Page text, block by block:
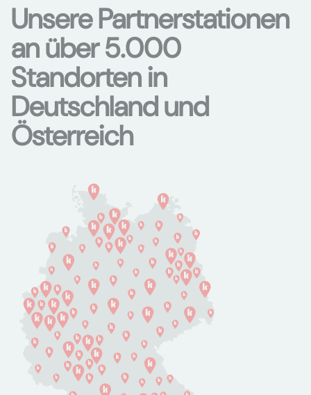
Unsere Partnerstationen
an über 5.000
Standorten in
Deutschland und
Österreich